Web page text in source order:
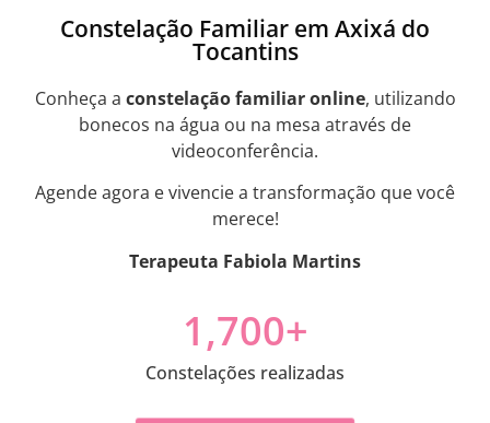
Constelação Familiar em Axixá do
Tocantins
Conheça a constelação familiar online, utilizando
bonecos na água ou na mesa através de
videoconferência.
Agende agora e vivencie a transformação que você
merece!
Terapeuta Fabiola Martins
Constelações realizadas
1,700+